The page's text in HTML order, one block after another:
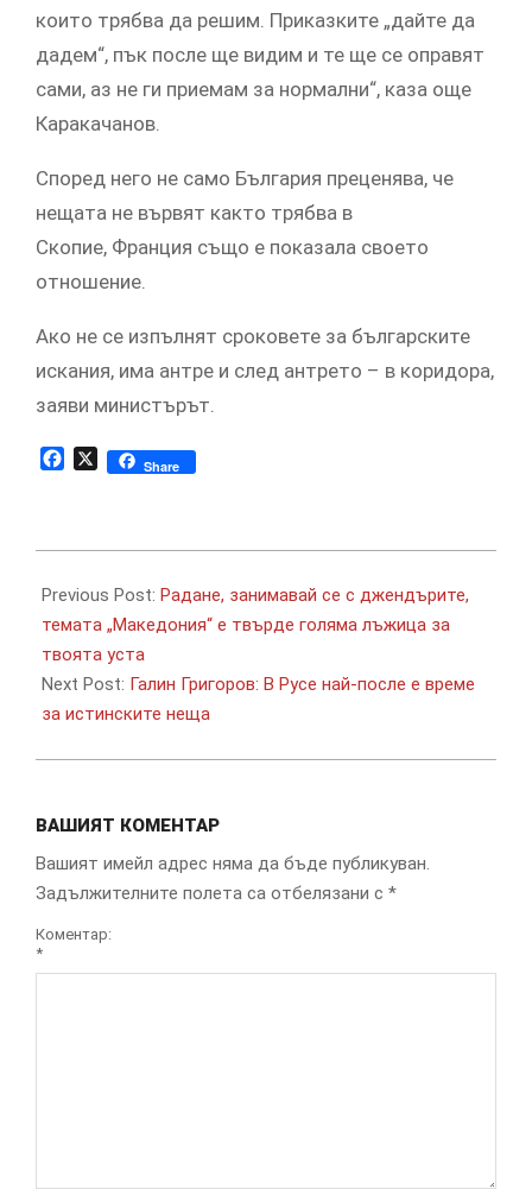
които трябва да решим. Приказките „дайте да
дадем“, пък после ще видим и те ще се оправят
сами, аз не ги приемам за нормални“, каза още
Каракачанов.
Според него не само България преценява, че
нещата не вървят както трябва в
Скопие, Франция също е показала своето
отношение.
Ако не се изпълнят сроковете за българските
искания, има антре и след антрето – в коридорa,
заяви министърът.
Facebook
X Share
10-
18
Previous Post: Радане, занимавай се с джендърите,
темата „Македония“ е твърде голяма лъжица за
твоята уста
Next Post: Галин Григоров: В Русе най-после е време
за истинските неща
ВАШИЯТ КОМЕНТАР
Вашият имейл адрес няма да бъде публикуван.
Задължителните полета са отбелязани с *
Коментар:
*